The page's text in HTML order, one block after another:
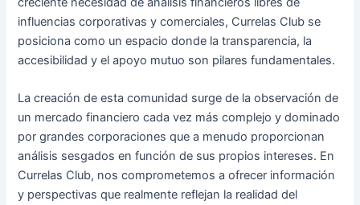
influencias corporativas y comerciales, Currelas Club se
posiciona como un espacio donde la transparencia, la
accesibilidad y el apoyo mutuo son pilares fundamentales.
La creación de esta comunidad surge de la observación de
un mercado financiero cada vez más complejo y dominado
por grandes corporaciones que a menudo proporcionan
análisis sesgados en función de sus propios intereses. En
Currelas Club, nos comprometemos a ofrecer información
y perspectivas que realmente reflejan la realidad del